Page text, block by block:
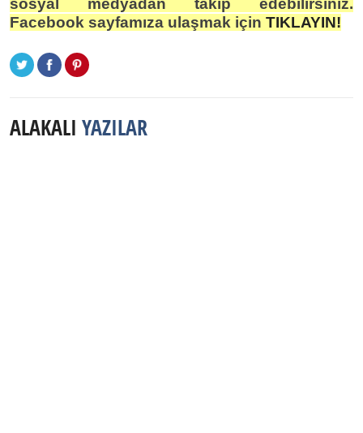
sosyal medyadan takip edebilirsiniz.
Facebook sayfamıza ulaşmak için TIKLAYIN!
ALAKALI YAZILAR